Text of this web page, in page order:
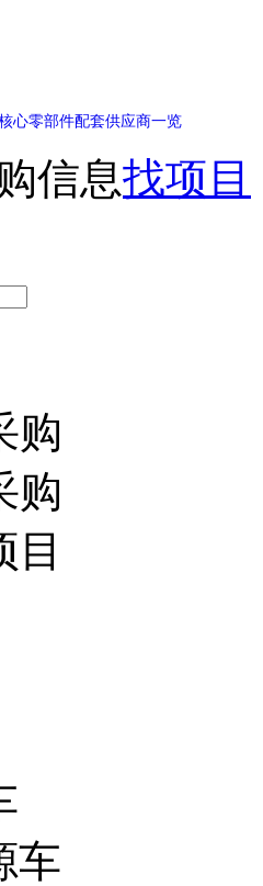
心零部件配套供应商一览
V核心零部件配套供应商一览
心零部件配套供应商一览
信息找项目
购
购
目
车